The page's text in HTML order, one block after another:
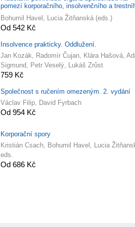
pomezí korporačního, insolvenčního a
Bohumil Havel, Lucia Žitňanská (eds.)
Od 542 Kč
Insolvence prakticky. Oddlužení.
Jan Kozák, Radomír Čujan, Klára Hašová,
Sigmund, Petr Veselý, Lukáš Zrůst
759 Kč
Společnost s ručením omezeným. 2. vydání
Václav Filip, David Fyrbach
Od 954 Kč
Korporační spory
Kristián Csach, Bohumil Havel, Lucia
eds.
Od 686 Kč